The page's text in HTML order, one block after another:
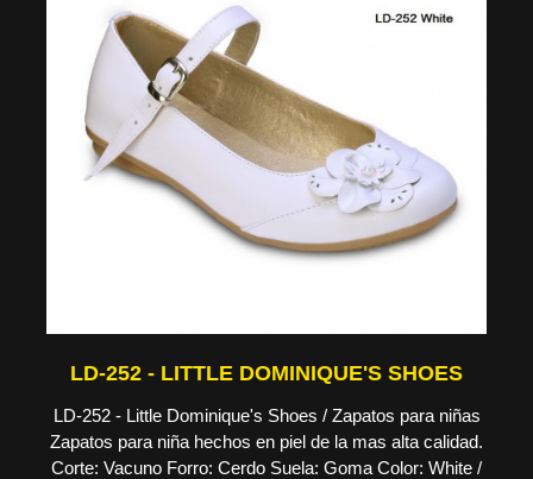
LD-252 - LITTLE DOMINIQUE'S SHOES
LD-252 - Little Dominique's Shoes / Zapatos para niñas
Zapatos para niña hechos en piel de la mas alta calidad.
Corte: Vacuno Forro: Cerdo Suela: Goma Color: White /